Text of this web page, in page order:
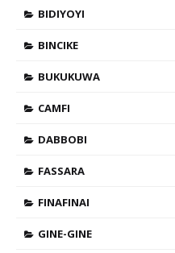
BIDIYOYI
BINCIKE
BUKUKUWA
CAMFI
DABBOBI
FASSARA
FINAFINAI
GINE-GINE